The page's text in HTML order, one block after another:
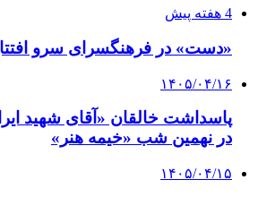
4 هفته پیش
«دست» در فرهنگسرای سرو
۱۴۰۵/۰۴/۱۶
پاسداشت خالقان «آقای شهید
در نهمین شب «خیمه هنر»
۱۴۰۵/۰۴/۱۵